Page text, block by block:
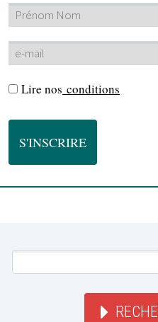
Lire nos conditions